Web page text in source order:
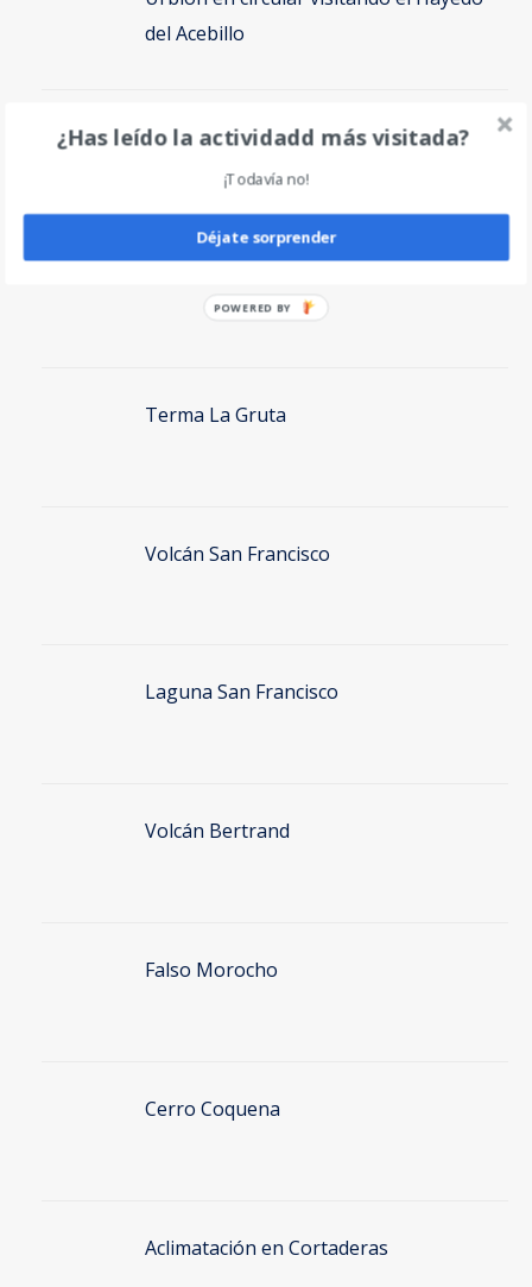
del Acebillo
Vértice de Anayet en circular por Canal
Terma La Gruta
Volcán San Francisco
Laguna San Francisco
Volcán Bertrand
Falso Morocho
Cerro Coquena
Aclimatación en Cortaderas
¿Has leído la actividadd más visitada?
¡Todavía no!
Déjate sorprender
POWERED BY